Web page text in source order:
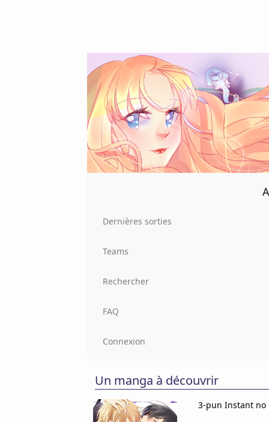
Dernières sorties
Teams
Rechercher
FAQ
Connexion
Un manga à découvrir
3-pun Instant no